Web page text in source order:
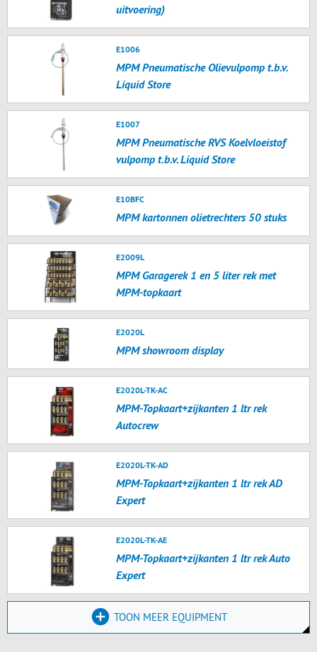
uitvoering)
E1006
MPM Pneumatische Olievulpomp t.b.v.
Liquid Store
E1007
MPM Pneumatische RVS Koelvloeistof
vulpomp t.b.v. Liquid Store
E10BFC
MPM kartonnen olietrechters 50 stuks
E2009L
MPM Garagerek 1 en 5 liter rek met
MPM-topkaart
E2020L
MPM showroom display
E2020L-TK-AC
MPM-Topkaart+zijkanten 1 ltr rek
Autocrew
E2020L-TK-AD
MPM-Topkaart+zijkanten 1 ltr rek AD
Expert
E2020L-TK-AE
MPM-Topkaart+zijkanten 1 ltr rek Auto
Expert
TOON MEER EQUIPMENT